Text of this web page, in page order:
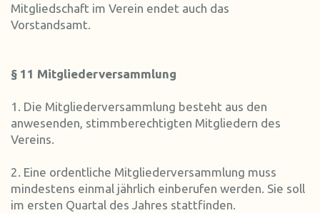
Mitgliedschaft im Verein endet auch das
Vorstandsamt.
§ 11 Mitgliederversammlung
1. Die Mitgliederversammlung besteht aus den
anwesenden, stimmberechtigten Mitgliedern des
Vereins.
2. Eine ordentliche Mitgliederversammlung muss
mindestens einmal jährlich einberufen werden. Sie soll
im ersten Quartal des Jahres stattfinden.